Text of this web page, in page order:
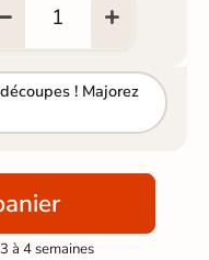
! Majorez
à 4 semaines